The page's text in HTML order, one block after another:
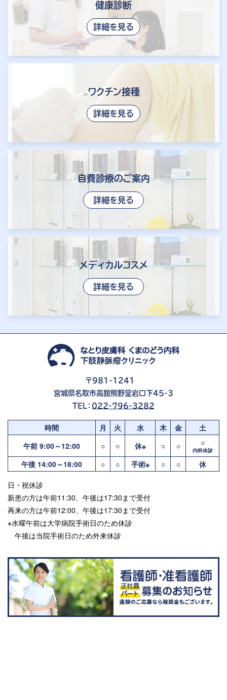
健康診断
詳細を見る
ワクチン接種
詳細を見る
自費診療のご案内
詳細を見る
メディカルコスメ
詳細を見る
〒981-1241
宮城県名取市高舘熊野堂岩口下45-3
TEL： 022-796-3282
時間 月 火 水 木 金
土
午前 9:00～12:00
○ ○ 休※ ○ ○ ○
内科休診
午後 14:00～18:00 ○ ○ 手術※ ○ ○ 休
日・祝休診
新患の方は午前11:30、午後は17:30まで受付
再来の方は午前12:00、午後は17:30まで受付
※水曜午前は大学病院手術日のため休診
午後は当院手術日のため外来休診